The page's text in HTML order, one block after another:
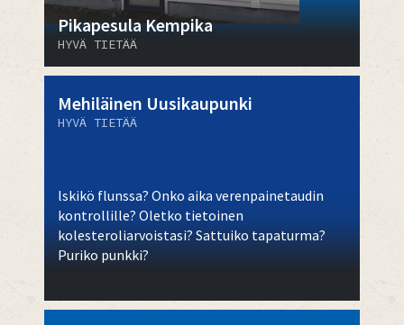
Pikapesula Kempika
HYVÄ TIETÄÄ
Mehiläinen Uusikaupunki
HYVÄ TIETÄÄ
lskikö flunssa? Onko aika verenpainetaudin
kontrollille? Oletko tietoinen
kolesteroliarvoistasi? Sattuiko tapaturma?
Puriko punkki?